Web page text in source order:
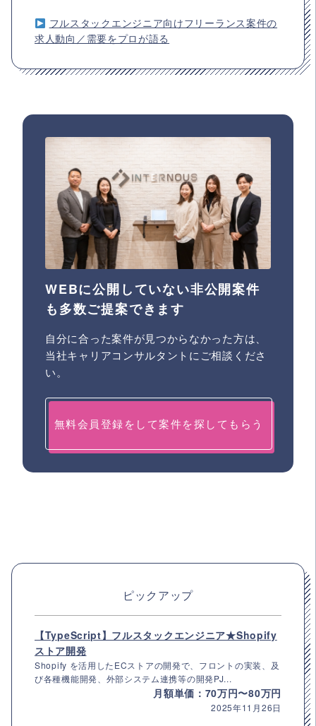
フルスタックエンジニア向けフリーランス案件の
求人動向／需要をプロが語る
WEBに公開していない非公開案件
も多数ご提案できます
自分に合った案件が見つからなかった方は、
当社キャリアコンサルタントにご相談くださ
い。
無料会員登録をして案件を探してもらう
ピックアップ
【TypeScript】フルスタックエンジニア★Shopify
ストア開発
Shopify を活用したECストアの開発で、フロントの実装、及
び各種機能開発、外部システム連携等の開発PJ...
月額単価：70万円〜80万円
2025年11月26日